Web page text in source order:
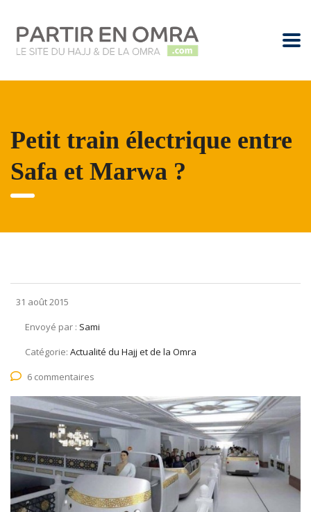
Petit train électrique entre
Safa et Marwa ?
31 août 2015
Envoyé par : Sami
Catégorie: Actualité du Hajj et de la Omra
6 commentaires